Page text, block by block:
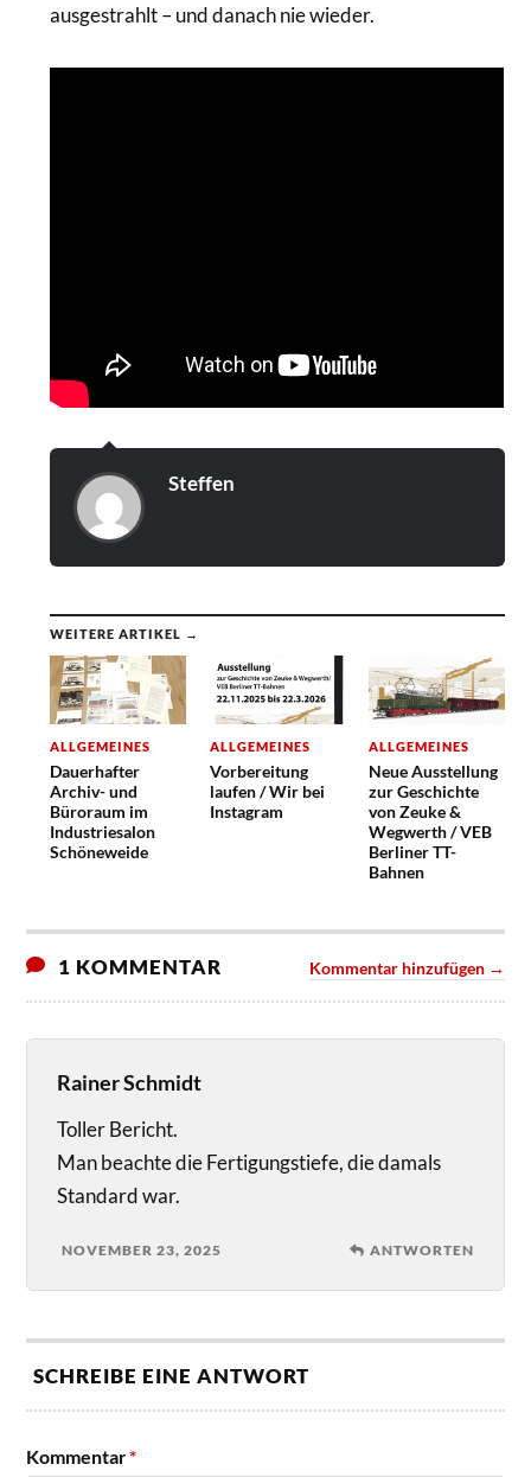
ausgestrahlt – und danach nie wieder.
Steffen
WEITERE ARTIKEL →
ALLGEMEINES
Dauerhafter
Archiv- und
Büroraum im
Industriesalon
Schöneweide
ALLGEMEINES
Vorbereitung
laufen / Wir bei
Instagram
ALLGEMEINES
Neue Ausstellung
zur Geschichte
von Zeuke &
Wegwerth / VEB
Berliner TT-
Bahnen
1 KOMMENTAR Kommentar hinzufügen →
Rainer Schmidt
Toller Bericht.
Man beachte die Fertigungstiefe, die damals
Standard war.
NOVEMBER 23, 2025 ANTWORTEN
SCHREIBE EINE ANTWORT
Kommentar*